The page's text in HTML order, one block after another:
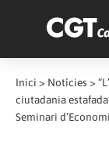
Inici > Notícies >
ciutadania
Seminari